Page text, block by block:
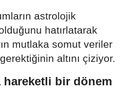
astrolojik
hatırlatarak
mutlaka somut veriler
gerektiğinin altını çiziyor.
bir dönem